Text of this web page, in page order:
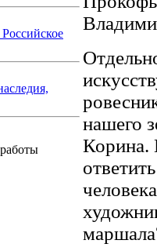
работы
нашего
Корина.